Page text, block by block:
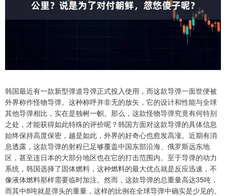
韩国最近有一款新型弹道导弹正式投入使用，而这款导弹一面世便被
外界称作怪物导弹。这种称呼并非无的放矢，它的设计和性能与全球
其他导弹相比，实在是独树一帜。那么，这款怪物导弹究竟有何特别
之处，才能获得如此特殊的评价呢？韩国方面对这款导弹的具体信息
始终保持高度保密，越是如此，外界的好奇心也愈发高涨。近期有消
息透露，这款导弹的射程已足够覆盖中国东部沿海、俄罗斯远东地
区，甚至连日本的大部分地区也在它的打击范围内。至于导弹的动力
系统，韩国选择了固体燃料，这种燃料的最大优点就是反应迅速，不
像液体燃料那样需要临时加注。然而，这款导弹的总重量高达35吨，
而其中8吨就是弹头的重量，这样的比例在全球导弹中确实是少见的。